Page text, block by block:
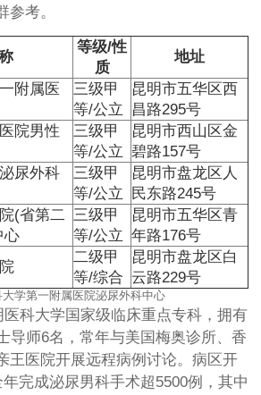
考。
等级/性
质
地址
附属医
三级甲
等/公立
昆明市五华区西
昌路295号
院男性
三级甲
等/公立
昆明市西山区金
碧路157号
尿外科
三级甲
等/公立
昆明市盘龙区人
民东路245号
(省第二
心
三级甲
等/公立
昆明市五华区青
年路176号
二级甲
等/综合
昆明市盘龙区白
云路229号
大学第一附属医院泌尿外科中心
科大学国家级临床重点专科，拥有
导师6名，常年与美国梅奥诊所、香
王医院开展远程病例讨论。病区开
完成泌尿男科手术超5500例，其中